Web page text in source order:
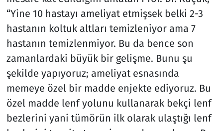
“Yine 10 hastayı ameliyat etmişsek belki 2-3
hastanın koltuk altları temizleniyor ama 7
hastanın temizlenmiyor. Bu da bence son
zamanlardaki büyük bir gelişme. Bunu şu
şekilde yapıyoruz; ameliyat esnasında
memeye özel bir madde enjekte ediyoruz. Bu
özel madde lenf yolunu kullanarak bekçi lenf
bezlerini yani tümörün ilk olarak ulaştığı lenf